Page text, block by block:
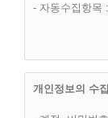
자의 권리 또
다.
개인정보의 수